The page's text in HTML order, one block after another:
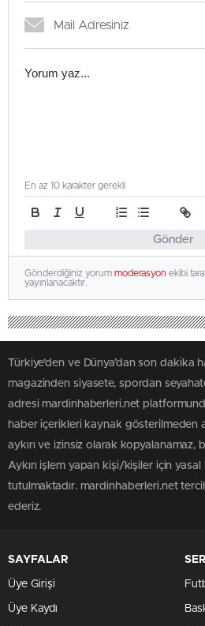
Gönder
En az 10 karakter gerekli
Gönderdiğiniz yorum moderasyon ekibi
yayınlanacaktır.
Türkiye'den ve Dünya’dan son dakika
magazinden siyasete, spordan
adresi mardinhaberleri.net
haber içerikleri kaynak gösterilmeden
aykırı ve izinsiz olarak kopyalanamaz,
Aykırı işlem yapan kişi/kişiler için yasal
tutulmaktadır. mardinhaberleri.net
ederiz.
SAYFALAR
Üye Girişi
Üye Kaydı